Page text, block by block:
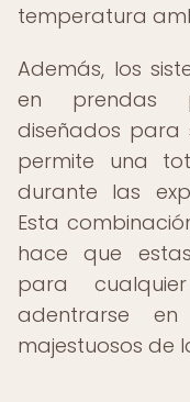
temperatura
Además, los
en prendas
diseñados para
permite una
durante las
Esta
hace que
para
adentrarse
majestuosos de